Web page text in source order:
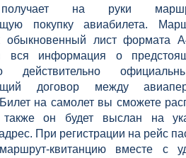
на руки
покупку авиабилета.
обыкновенный лист формата
вся информация о
действительно
договор между
на самолет вы сможете
он будет выслан на
При регистрации на рейс
квитанцию вместе с